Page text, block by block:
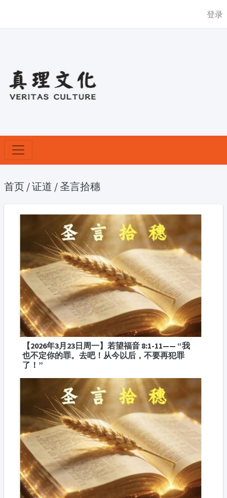
登录
首页 /证道 /圣言拾穗
【2026年3月23日周一】若望福音 8:1-11—— “我
也不定你的罪。去吧！从今以后，不要再犯罪
了！”